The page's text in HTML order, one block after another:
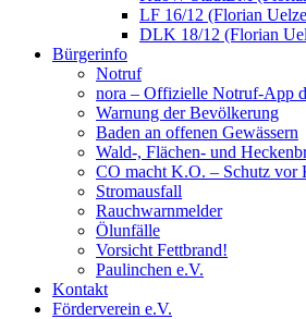
LF 16/12 (Florian
DLK 18/12 (Florian
Bürgerinfo
Notruf
nora – Offizielle Notruf-App
Warnung der Bevölkerung
Baden an offenen Gewässern
Wald-, Flächen- und
CO macht K.O. – Schutz vor
Stromausfall
Rauchwarnmelder
Ölunfälle
Vorsicht Fettbrand!
Paulinchen e.V.
Kontakt
Förderverein e.V.